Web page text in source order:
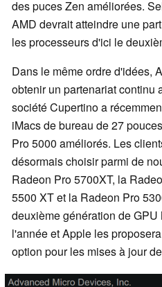
des puces Zen améliorées.
AMD devrait atteindre une
les processeurs d'ici le
Dans le même ordre d'idées,
obtenir un partenariat continu
société Cupertino a
iMacs de bureau de 27
Pro 5000 améliorés. Les
désormais choisir parmi de
Radeon Pro 5700XT, la
5500 XT et la Radeon Pro
deuxième génération de
l'année et Apple les
option pour les mises à jour